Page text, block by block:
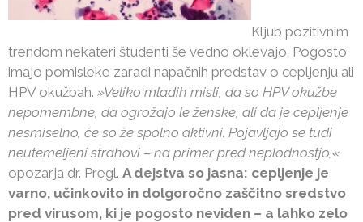
Kljub pozitivnim
trendom nekateri študenti še vedno oklevajo. Pogosto
imajo pomisleke zaradi napačnih predstav o cepljenju ali
HPV okužbah. »Veliko mladih misli, da so HPV okužbe
nepomembne, da ogrožajo le ženske, ali da je cepljenje
nesmiselno, če so že spolno aktivni. Pojavljajo se tudi
neutemeljeni strahovi – na primer pred neplodnostjo,«
opozarja dr. Pregl. A dejstva so jasna: cepljenje je
varno, učinkovito in dolgoročno zaščitno sredstvo
pred virusom, ki je pogosto neviden – a lahko zelo